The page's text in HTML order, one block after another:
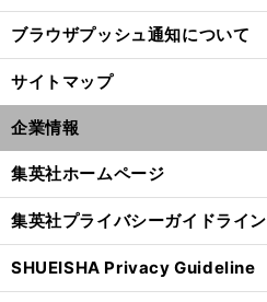
ブラウザプッシュ通知について
サイトマップ
企業情報
集英社ホームページ
集英社プライバシーガイドライン
SHUEISHA Privacy Guideline